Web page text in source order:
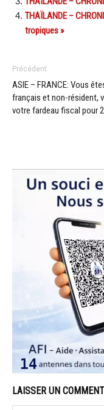
THAÏLANDE –
tropiques »
Précédent
ASIE – FRANCE: Vous
français et non-résident,
votre fardeau fiscal pour
LAISSER UN